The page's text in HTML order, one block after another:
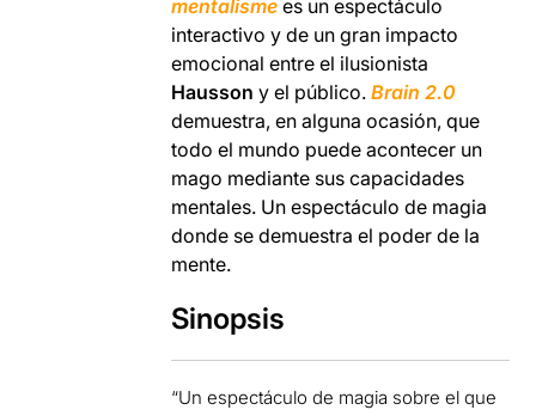
mentalismees un espectáculo
interactivo y de un gran impacto
emocional entre el ilusionista
Hausson y el público.Brain 2.0
demuestra, en alguna ocasión, que
todo el mundo puede acontecer un
mago mediante sus capacidades
mentales. Un espectáculo de magia
donde se demuestra el poder de la
mente.
Sinopsis
“Un espectáculo de magia sobre el que